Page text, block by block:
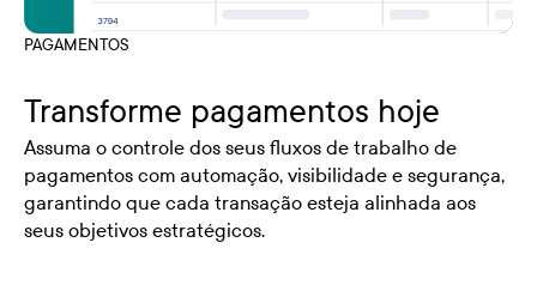
PAGAMENTOS
Transforme pagamentos hoje
Assuma o controle dos seus fluxos de trabalho de
pagamentos com automação, visibilidade e segurança,
garantindo que cada transação esteja alinhada aos
seus objetivos estratégicos.